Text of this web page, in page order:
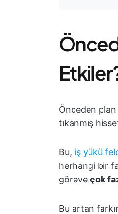
Önceden
tıkanmış
Bu, iş yükü
herhangi bir
göreve çok
Bu artan